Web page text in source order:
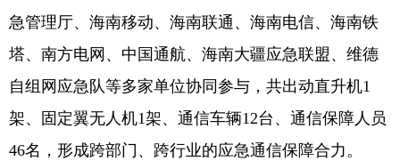
急管理厅、海南移动、海南联通、海南电信、海南铁
塔、南方电网、中国通航、海南大疆应急联盟、维德
自组网应急队等多家单位协同参与，共出动直升机1
架、固定翼无人机1架、通信车辆12台、通信保障人员
46名，形成跨部门、跨行业的应急通信保障合力。